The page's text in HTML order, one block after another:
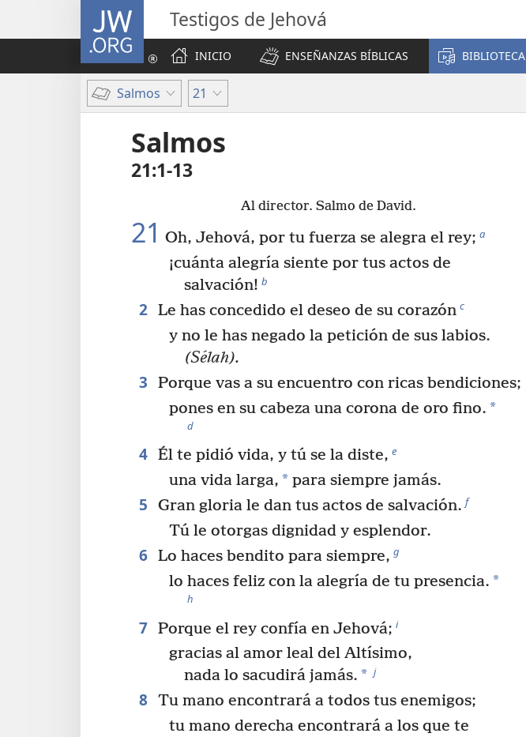
JW.ORG Testigos de Jehová
INICIO
ENSEÑANZAS BÍBLICAS BIBLIOTECA
Salmos 21
Salmos
21:1-13
Al director. Salmo de David.
21 Oh, Jehová, por tu fuerza se alegra el rey; a
¡cuánta alegría siente por tus actos de
salvación! b
2 Le has concedido el deseo de su corazón c
y no le has negado la petición de sus labios.
(Sélah).
3
Porque vas a su encuentro con ricas bendiciones;
pones en su cabeza una corona de oro fino. *
d
4 Él te pidió vida, y tú se la diste, e
una vida larga, * para siempre jamás.
5 Gran gloria le dan tus actos de salvación. f
Tú le otorgas dignidad y esplendor.
6 Lo haces bendito para siempre, g
lo haces feliz con la alegría de tu presencia. *
h
7 Porque el rey confía en Jehová; i
gracias al amor leal del Altísimo,
nada lo sacudirá jamás. * j
8 Tu mano encontrará a todos tus enemigos;
tu mano derecha encontrará a los que te